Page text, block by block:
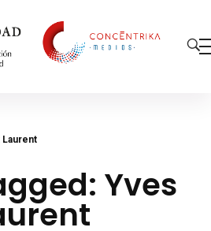
Laurent
Yves